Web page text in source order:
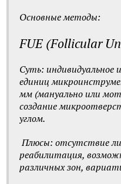
Основные методы:
FUE (Follicular
Суть: индивидуальное
единиц
мм (мануально или
создание
углом.
Плюсы: отсутствие
реабилитация,
различных зон,